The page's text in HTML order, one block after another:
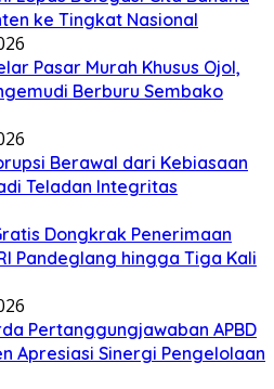
ke Tingkat Nasional
Pasar Murah Khusus Ojol,
Berburu Sembako
Berawal dari Kebiasaan
Teladan Integritas
Dongkrak Penerimaan
Pandeglang hingga Tiga Kali
Pertanggungjawaban APBD
Apresiasi Sinergi Pengelolaan